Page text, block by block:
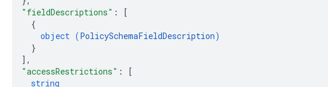
"fieldDescriptions" :
[
{
object (PolicySchemaFieldDescription)
}
] ,
"accessRestrictions" :
[
string